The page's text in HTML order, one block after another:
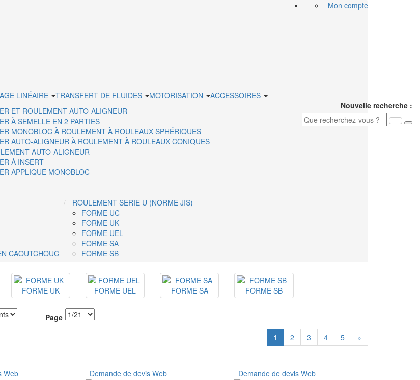
Mon compte
LINÉAIRE TRANSFERT DE FLUIDES MOTORISATION
ACCESSOIRES
Nouvelle recherche :
ET ROULEMENT AUTO-ALIGNEUR
À SEMELLE EN 2 PARTIES
MONOBLOC À ROULEMENT À ROULEAUX SPHÉRIQUES
AUTO-ALIGNEUR À ROULEMENT À ROULEAUX CONIQUES
AUTO-ALIGNEUR
À INSERT
APPLIQUE MONOBLOC
CAOUTCHOUC
ROULEMENT SERIE U (NORME JIS)
FORME UC
FORME UK
FORME UEL
FORME SA
FORME SB
FORME UK FORME UEL FORME SA FORME SB
Page
1
2 3 4 5 »
Web Demande de devis Web Demande de devis Web